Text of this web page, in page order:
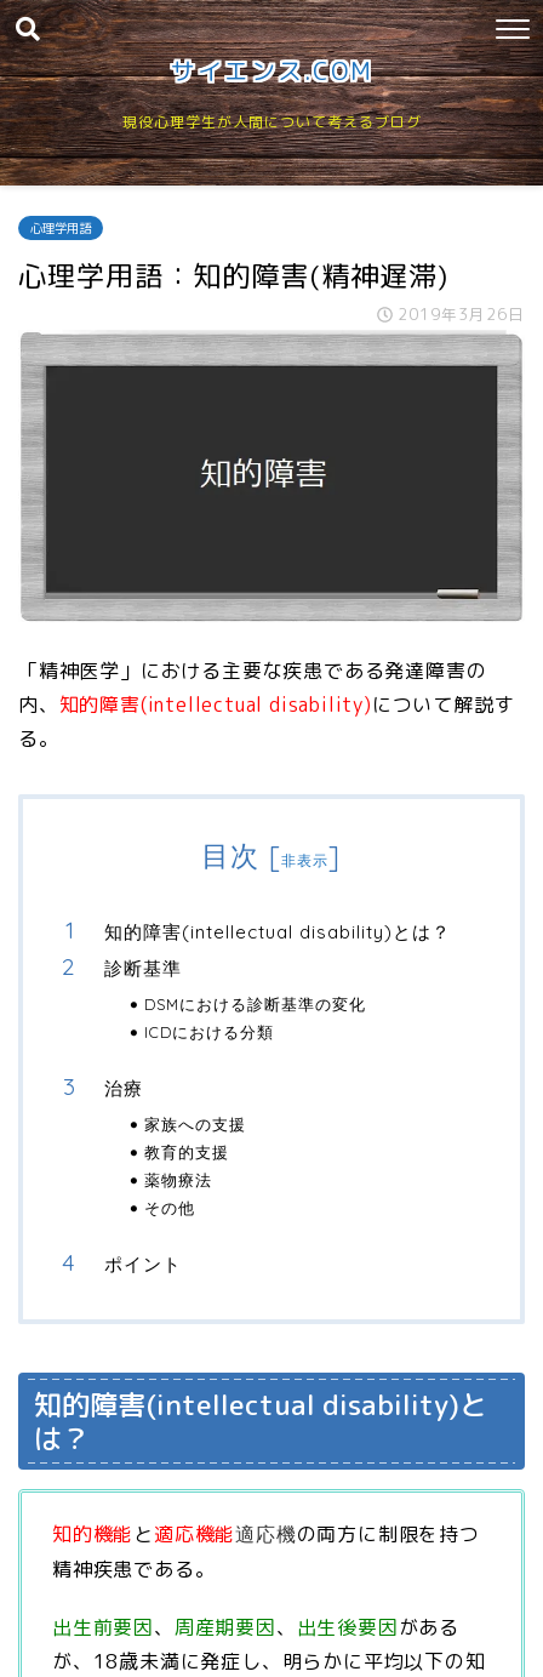
サイエンス.COM
現役心理学生が人間について考えるブログ
心理学用語
心理学用語：知的障害(精神遅滞)
2019年3月26日
「精神医学」における主要な疾患である発達障害の
内、 知的障害(intellectual disability)について解説す
る。
目次 [非表示]
知的障害(intellectual disability)とは？
診断基準
DSMにおける診断基準の変化
ICDにおける分類
治療
家族への支援
教育的支援
薬物療法
その他
ポイント
知的障害(intellectual disability)と
は？
知的機能と適応機能適応機の両方に制限を持つ
精神疾患である。
出生前要因、 周産期要因、 出生後要因がある
が、18歳未満に発症し、明らかに平均以下の知